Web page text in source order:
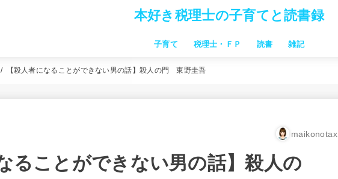
本好き税理士の子育てと読書録
子育て
習い事
子連れ旅行・お出かけ
お金のこと 家事時短
子供向け絵本
子育本
中学受験
税理士・ＦＰ
仕事関連本
税理士試験
読書 雑記
【殺人者になることができない男の話】殺人の門 東野圭吾
maikonotax
ることができない男の話】殺人の